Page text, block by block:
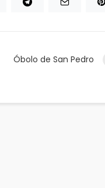
Óbolo de San Pedro